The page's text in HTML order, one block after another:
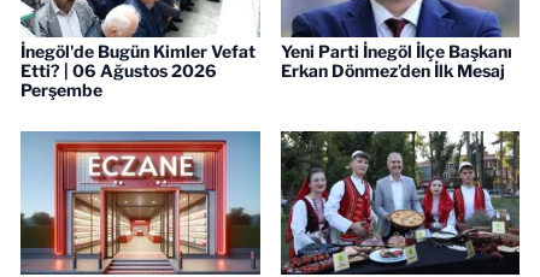
İnegöl'de Bugün Kimler Vefat
Etti? | 06 Ağustos 2026
Perşembe
Yeni Parti İnegöl İlçe Başkanı
Erkan Dönmez’den İlk Mesaj